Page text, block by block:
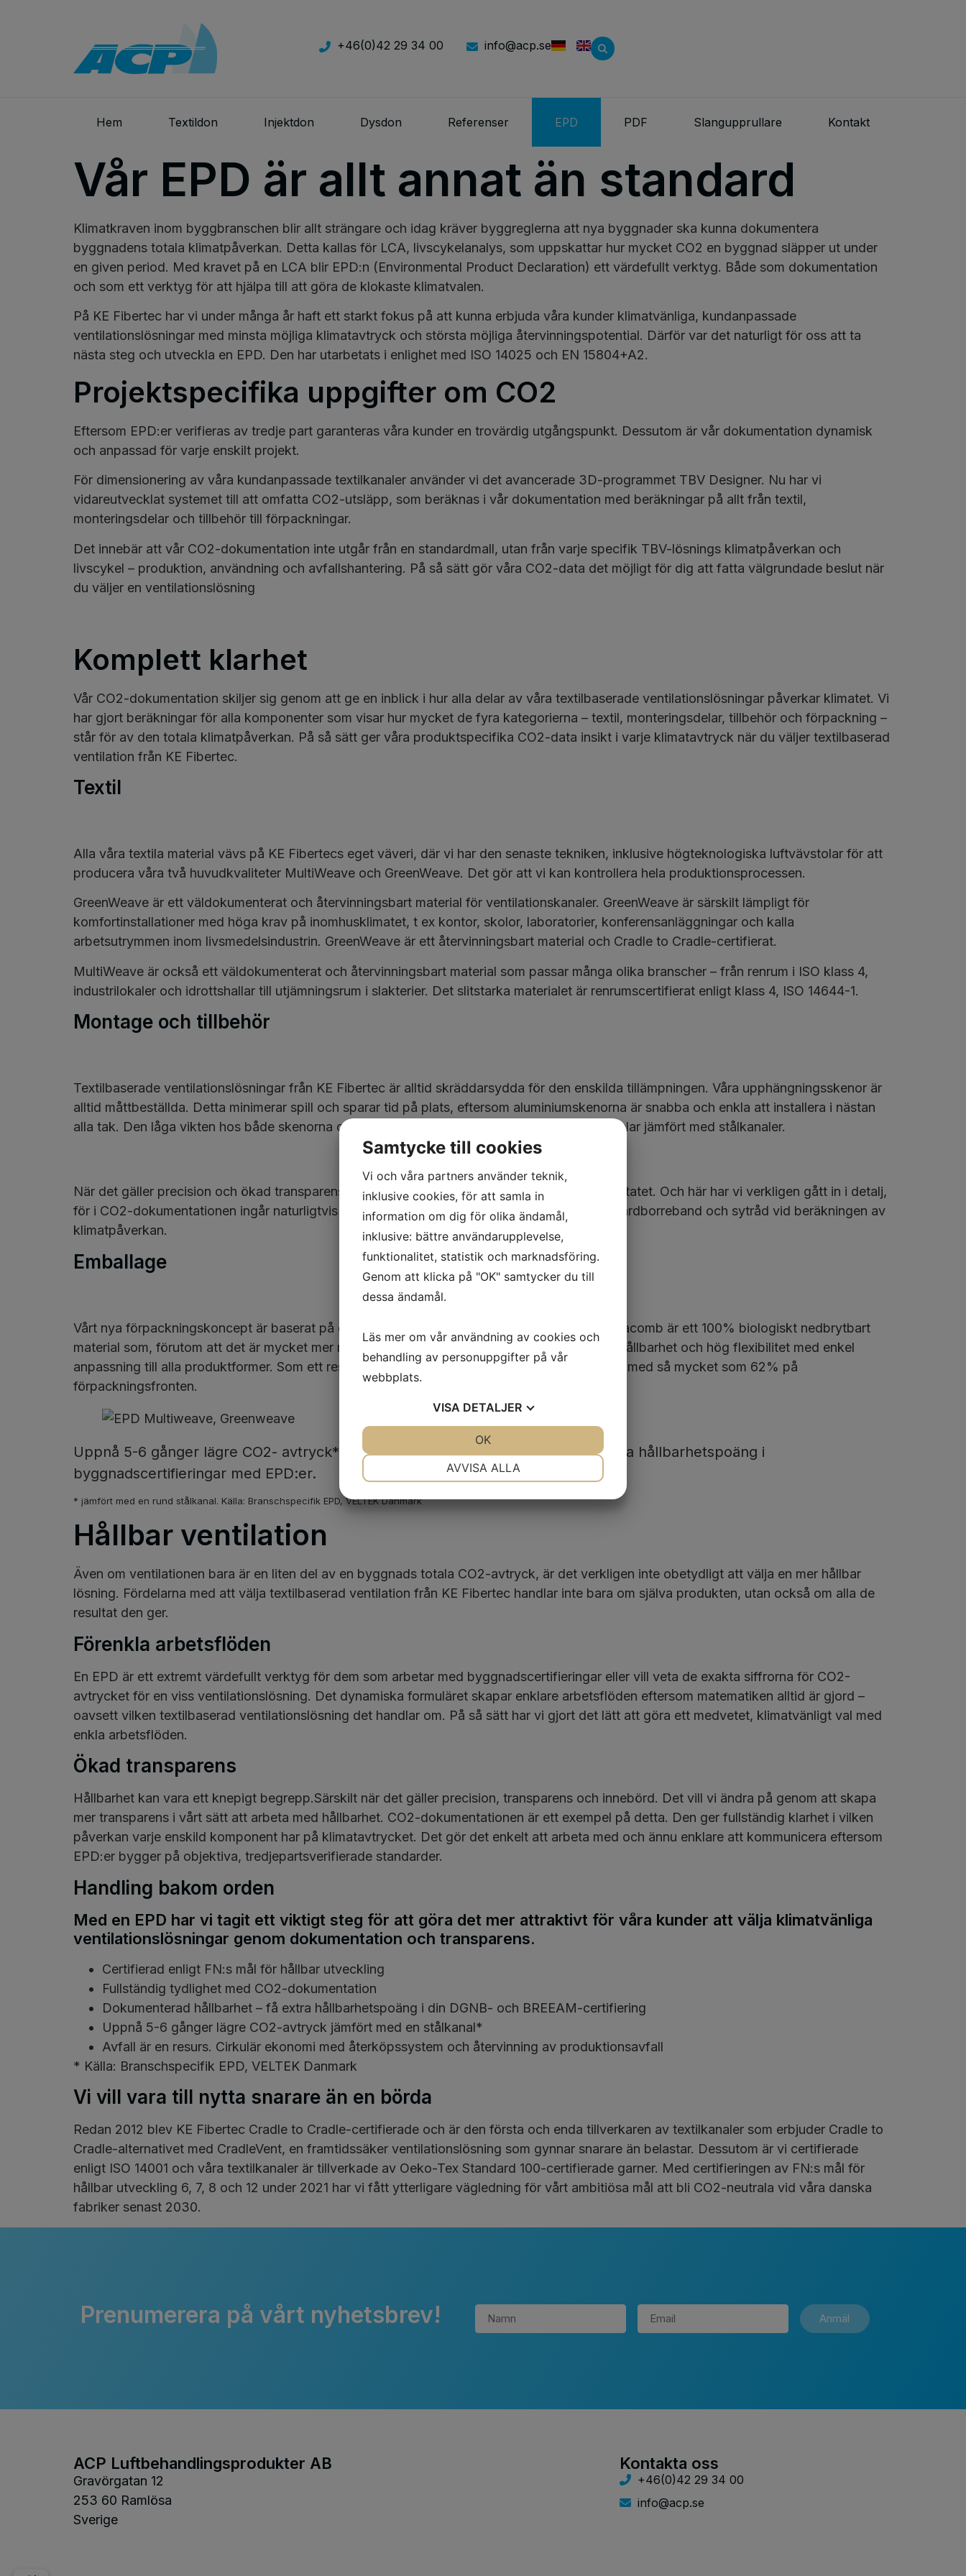
+46(0)42 29 34 00 info@acp.se
Hem Textildon Injektdon Dysdon Referenser EPD PDF Slangupprullare Kontakt
Vår EPD är allt annat än standard
Klimatkraven inom byggbranschen blir allt strängare och idag kräver byggreglerna att nya byggnader ska kunna dokumentera
byggnadens totala klimatpåverkan. Detta kallas för LCA, livscykelanalys, som uppskattar hur mycket CO2 en byggnad släpper ut under
en given period. Med kravet på en LCA blir EPD:n (Environmental Product Declaration) ett värdefullt verktyg. Både som dokumentation
och som ett verktyg för att hjälpa till att göra de klokaste klimatvalen.
På KE Fibertec har vi under många år haft ett starkt fokus på att kunna erbjuda våra kunder klimatvänliga, kundanpassade
ventilationslösningar med minsta möjliga klimatavtryck och största möjliga återvinningspotential. Därför var det naturligt för oss att ta
nästa steg och utveckla en EPD. Den har utarbetats i enlighet med ISO 14025 och EN 15804+A2.
Projektspecifika uppgifter om CO2
Eftersom EPD:er verifieras av tredje part garanteras våra kunder en trovärdig utgångspunkt. Dessutom är vår dokumentation dynamisk
och anpassad för varje enskilt projekt.
För dimensionering av våra kundanpassade textilkanaler använder vi det avancerade 3D-programmet TBV Designer. Nu har vi
vidareutvecklat systemet till att omfatta CO2-utsläpp, som beräknas i vår dokumentation med beräkningar på allt från textil,
monteringsdelar och tillbehör till förpackningar.
Det innebär att vår CO2-dokumentation inte utgår från en standardmall, utan från varje specifik TBV-lösnings klimatpåverkan och
livscykel – produktion, användning och avfallshantering. På så sätt gör våra CO2-data det möjligt för dig att fatta välgrundade beslut när
du väljer en ventilationslösning
Komplett klarhet
Vår CO2-dokumentation skiljer sig genom att ge en inblick i hur alla delar av våra textilbaserade ventilationslösningar påverkar klimatet. Vi
har gjort beräkningar för alla komponenter som visar hur mycket de fyra kategorierna – textil, monteringsdelar, tillbehör och förpackning –
står för av den totala klimatpåverkan. På så sätt ger våra produktspecifika CO2-data insikt i varje klimatavtryck när du väljer textilbaserad
ventilation från KE Fibertec.
Textil
Alla våra textila material vävs på KE Fibertecs eget väveri, där vi har den senaste tekniken, inklusive högteknologiska luftvävstolar för att
producera våra två huvudkvaliteter MultiWeave och GreenWeave. Det gör att vi kan kontrollera hela produktionsprocessen.
GreenWeave är ett väldokumenterat och återvinningsbart material för ventilationskanaler. GreenWeave är särskilt lämpligt för
komfortinstallationer med höga krav på inomhusklimatet, t ex kontor, skolor, laboratorier, konferensanläggningar och kalla
arbetsutrymmen inom livsmedelsindustrin. GreenWeave är ett återvinningsbart material och Cradle to Cradle-certifierat.
MultiWeave är också ett väldokumenterat och återvinningsbart material som passar många olika branscher – från renrum i ISO klass 4,
industrilokaler och idrottshallar till utjämningsrum i slakterier. Det slitstarka materialet är renrumscertifierat enligt klass 4, ISO 14644-1.
Montage och tillbehör
Textilbaserade ventilationslösningar från KE Fibertec är alltid skräddarsydda för den enskilda tillämpningen. Våra upphängningsskenor är
alltid måttbeställda. Detta minimerar spill och sparar tid på plats, eftersom aluminiumskenorna är snabba och enkla att installera i nästan
alla tak. Den låga vikten hos både skenorna och textilkanalerna ger också ergonomiska fördelar jämfört med stålkanaler.
När det gäller precision och ökad transparens spelar detaljerna en avgörande roll för slutresultatet. Och här har vi verkligen gått in i detalj,
för i CO2-dokumentationen ingår naturligtvis blixtlås, dysor, klämmor, gavlar, SRD, skruvar, kardborreband och sytråd vid beräkningen av
klimatpåverkan.
Emballage
Vårt nya förpackningskoncept är baserat på det återvinningsbara Hexacomb-materialet. Hexacomb är ett 100% biologiskt nedbrytbart
material som, förutom att det är mycket mer miljövänligt, erbjuder fördelar som låg vikt, hög hållbarhet och hög flexibilitet med enkel
anpassning till alla produktformer. Som ett resultat har vi kunnat minska vårt koldioxidavtryck med så mycket som 62% på
förpackningsfronten.
Uppnå 5-6 gånger lägre CO2- avtryck* med KE Fibertecs TBV-lösningar och extra hållbarhetspoäng i
byggnadscertifieringar med EPD:er.
* jämfört med en rund stålkanal. Källa: Branschspecifik EPD, VELTEK Danmark
Hållbar ventilation
Även om ventilationen bara är en liten del av en byggnads totala CO2-avtryck, är det verkligen inte obetydligt att välja en mer hållbar
lösning. Fördelarna med att välja textilbaserad ventilation från KE Fibertec handlar inte bara om själva produkten, utan också om alla de
resultat den ger.
Förenkla arbetsflöden
En EPD är ett extremt värdefullt verktyg för dem som arbetar med byggnadscertifieringar eller vill veta de exakta siffrorna för CO2-
avtrycket för en viss ventilationslösning. Det dynamiska formuläret skapar enklare arbetsflöden eftersom matematiken alltid är gjord –
oavsett vilken textilbaserad ventilationslösning det handlar om. På så sätt har vi gjort det lätt att göra ett medvetet, klimatvänligt val med
enkla arbetsflöden.
Ökad transparens
Hållbarhet kan vara ett knepigt begrepp.Särskilt när det gäller precision, transparens och innebörd. Det vill vi ändra på genom att skapa
mer transparens i vårt sätt att arbeta med hållbarhet. CO2-dokumentationen är ett exempel på detta. Den ger fullständig klarhet i vilken
påverkan varje enskild komponent har på klimatavtrycket. Det gör det enkelt att arbeta med och ännu enklare att kommunicera eftersom
EPD:er bygger på objektiva, tredjepartsverifierade standarder.
Handling bakom orden
Med en EPD har vi tagit ett viktigt steg för att göra det mer attraktivt för våra kunder att välja klimatvänliga
ventilationslösningar genom dokumentation och transparens.
Certifierad enligt FN:s mål för hållbar utveckling
Fullständig tydlighet med CO2-dokumentation
Dokumenterad hållbarhet – få extra hållbarhetspoäng i din DGNB- och BREEAM-certifiering
Uppnå 5-6 gånger lägre CO2-avtryck jämfört med en stålkanal*
Avfall är en resurs. Cirkulär ekonomi med återköpssystem och återvinning av produktionsavfall
* Källa: Branschspecifik EPD, VELTEK Danmark
Vi vill vara till nytta snarare än en börda
Redan 2012 blev KE Fibertec Cradle to Cradle-certifierade och är den första och enda tillverkaren av textilkanaler som erbjuder Cradle to
Cradle-alternativet med CradleVent, en framtidssäker ventilationslösning som gynnar snarare än belastar. Dessutom är vi certifierade
enligt ISO 14001 och våra textilkanaler är tillverkade av Oeko-Tex Standard 100-certifierade garner. Med certifieringen av FN:s mål för
hållbar utveckling 6, 7, 8 och 12 under 2021 har vi fått ytterligare vägledning för vårt ambitiösa mål att bli CO2-neutrala vid våra danska
fabriker senast 2030.
Prenumerera på vårt nyhetsbrev! Anmäl
ACP Luftbehandlingsprodukter AB
Gravörgatan 12
253 60 Ramlösa
Sverige
Kontakta oss
+46(0)42 29 34 00
info@acp.se
Samtycke till cookies
Vi och våra partners använder teknik,
inklusive cookies, för att samla in
information om dig för olika ändamål,
inklusive: bättre användarupplevelse,
funktionalitet, statistik och marknadsföring.
Genom att klicka på "OK" samtycker du till
dessa ändamål.
Läs mer om vår användning av cookies och
behandling av personuppgifter på vår
webbplats.
VISA DETALJER
AVVISA ALLA
OK